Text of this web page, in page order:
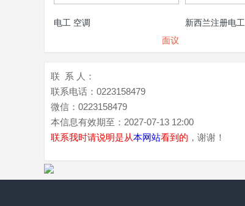
电工 空调
面议
新西兰注册电工
联 系 人：
联系电话： 0223158479
微信： 0223158479
本信息有效期至： 2027-07-13 12:00
联系我时请说明是从本网站看到的 ，谢谢！